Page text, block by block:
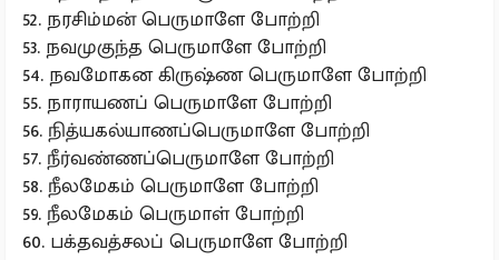
52. நரசிம்மன் பெருமாளே போற்றி
53. நவமுகுந்த பெருமாளே போற்றி
54. நவமோகன கிருஷ்ண பெருமாளே போற்றி
55. நாராயணப் பெருமாளே போற்றி
56. நித்யகல்யாணப்பெருமாளே போற்றி
57. நீர்வண்ணப்பெருமாளே போற்றி
58. நீலமேகம் பெருமாளே போற்றி
59. நீலமேகம் பெருமாள் போற்றி
60. பக்தவத்சலப் பெருமாளே போற்றி